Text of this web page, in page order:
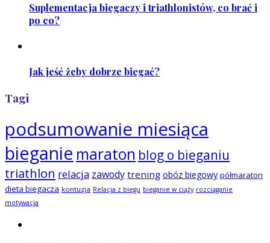
Suplementacja biegaczy i triathlonistów, co brać i
po co?
Jak jeść żeby dobrze biegać?
Tagi
podsumowanie miesiąca
bieganie maraton blog o bieganiu
triathlon relacja zawody trening obóz biegowy półmaraton
dieta biegacza kontuzja Relacja z biegu bieganie w ciąży rozciąganie
motywacja